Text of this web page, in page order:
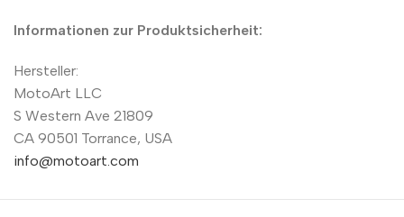
Informationen zur Produktsicherheit:
Hersteller:
MotoArt LLC
S Western Ave 21809
CA 90501 Torrance, USA
info@motoart.com